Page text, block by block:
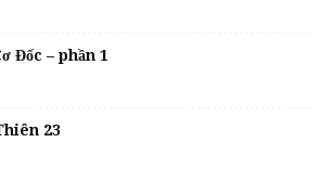
Đốc – phần 1
23